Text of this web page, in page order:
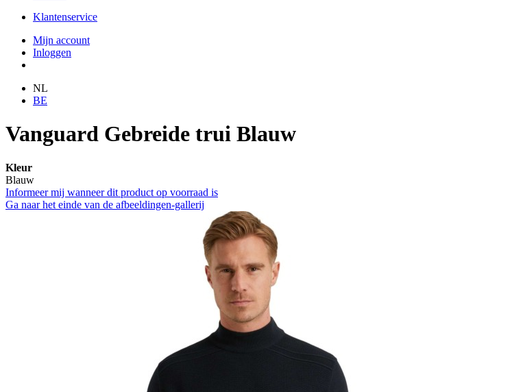
Klantenservice
Mijn account
Inloggen
NL
BE
Vanguard Gebreide trui Blauw
Kleur
Blauw
Informeer mij wanneer dit product op voorraad is
Ga naar het einde van de afbeeldingen-gallerij